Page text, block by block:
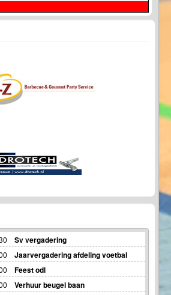
Sv vergadering
Jaarvergadering afdeling voetbal
Feest odl
Verhuur beugel baan